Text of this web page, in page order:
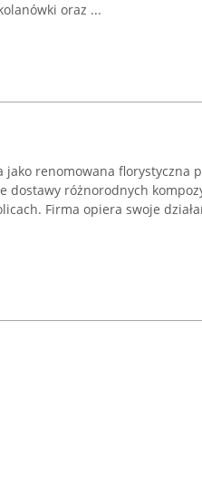
oraz ...
jako renomowana florystyczna
dostawy różnorodnych
Firma opiera swoje